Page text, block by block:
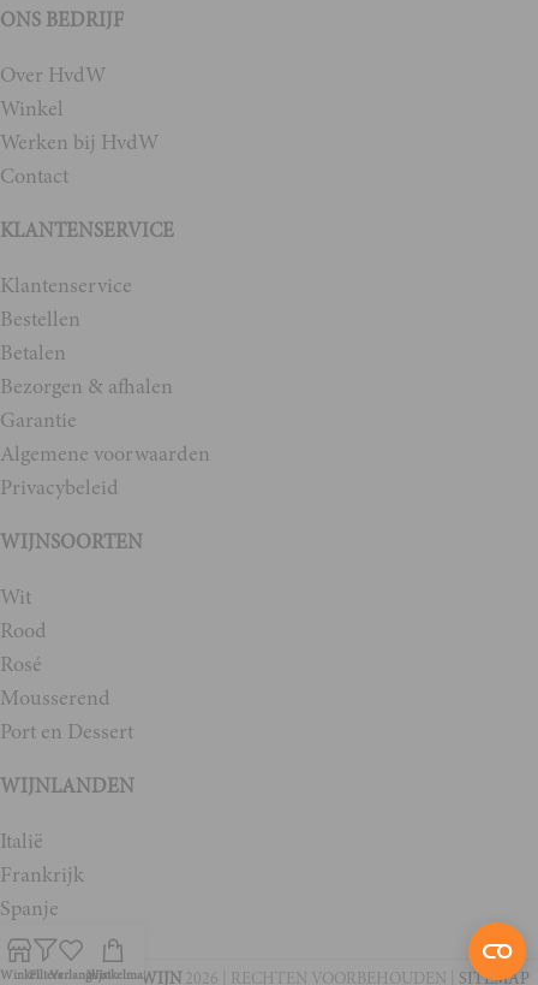
ONS BEDRIJF
Over HvdW
Winkel
Werken bij HvdW
Contact
KLANTENSERVICE
Klantenservice
Bestellen
Betalen
Bezorgen & afhalen
Garantie
Algemene voorwaarden
Privacybeleid
WIJNSOORTEN
Wit
Rood
Rosé
Mousserend
Port en Dessert
WIJNLANDEN
Italië
Frankrijk
Spanje
Duitsland
HEEREN VAN DE WIJN 2026 | RECHTEN VOORBEHOUDEN | SITEMAP
WinkelFiltersVerlanglijstWinkelmand